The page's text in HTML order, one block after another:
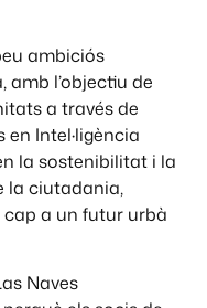
ambiciós
l’objectiu de
a través de
Intel·ligència
la sostenibilitat i la
la ciutadania,
a un futur urbà
Naves